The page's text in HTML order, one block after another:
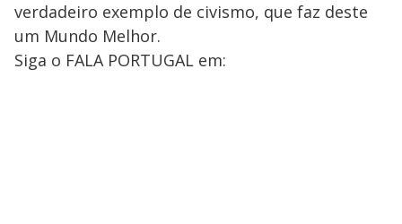
verdadeiro exemplo de civismo, que faz deste
um Mundo Melhor.
Siga o FALA PORTUGAL em: